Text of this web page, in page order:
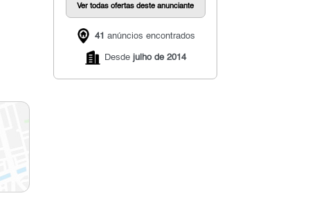
Ver todas ofertas deste anunciante
41 anúncios encontrados
Desde julho de 2014